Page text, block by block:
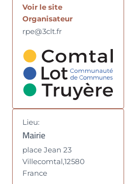
Voir le site
Organisateur
rpe@3clt.fr
Lieu:
Mairie
place Jean 23
Villecomtal,12580
France